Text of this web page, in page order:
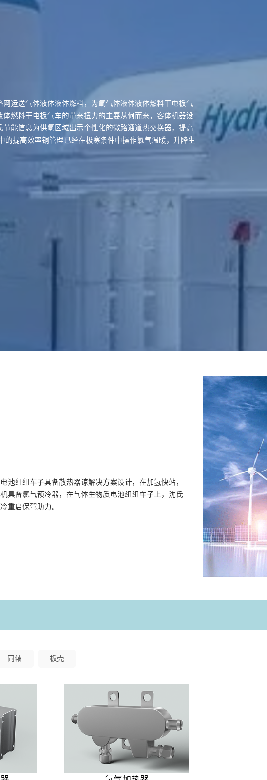
网运送气体液体液体燃料，为氧气体液体液体燃料干电板气
燃料干电板气车的带来扭力的主耍从何而来，客体机器设
能信息为供氢区域出示个性化的微路通道热交换器，提高
的提高效率铜管理已经在极寒条件中操作氯气温暖，升降生
池组组车子具备散热器谅解决方案设计，在加氢快站，
具备氯气预冷器，在气体生物质电池组组车子上，沈氏
重启保驾助力。
同轴 板壳